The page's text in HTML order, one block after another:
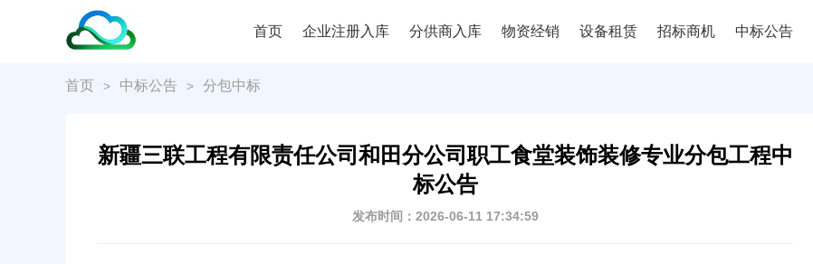
首页 企业注册入库 分供商入库 物资经销 设备租赁 招标商机 中标公告
首页 > 中标公告 > 分包中标
新疆三联工程有限责任公司和田分公司职工食堂装饰装修专业分包工程中
标公告
发布时间：2026-06-11 17:34:59